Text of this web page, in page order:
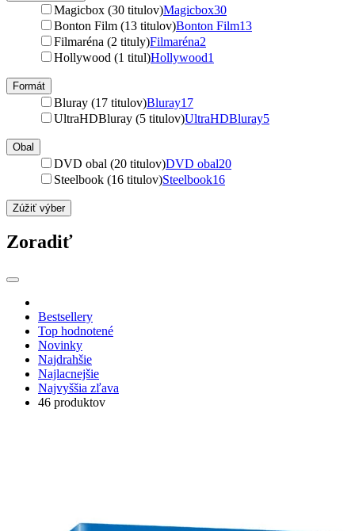
Magicbox (30 titulov)Magicbox30
Bonton Film (13 titulov)Bonton Film13
Filmaréna (2 tituly)Filmaréna2
Hollywood (1 titul)Hollywood1
Formát
Bluray (17 titulov)Bluray17
UltraHDBluray (5 titulov)UltraHDBluray5
Obal
DVD obal (20 titulov)DVD obal20
Steelbook (16 titulov)Steelbook16
Zúžiť výber
Zoradiť
Bestsellery
Top hodnotené
Novinky
Najdrahšie
Najlacnejšie
Najvyššia zľava
46 produktov